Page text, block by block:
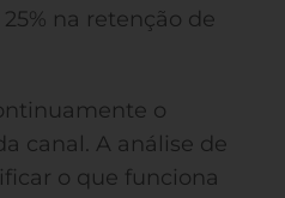
na retenção de
o
canal. A análise de
o que funciona